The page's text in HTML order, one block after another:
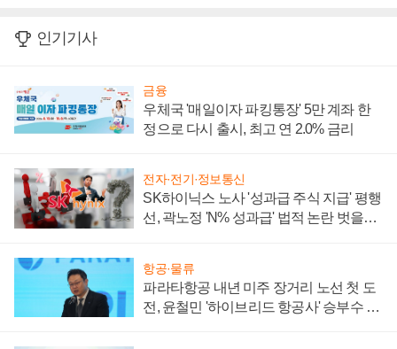
인기기사
금융
우체국 '매일이자 파킹통장' 5만 계좌 한
정으로 다시 출시, 최고 연 2.0% 금리
전자·전기·정보통신
SK하이닉스 노사 '성과급 주식 지급' 평행
선, 곽노정 'N% 성과급' 법적 논란 벗을지
항공·물류
파라타항공 내년 미주 장거리 노선 첫 도
전, 윤철민 '하이브리드 항공사' 승부수 통